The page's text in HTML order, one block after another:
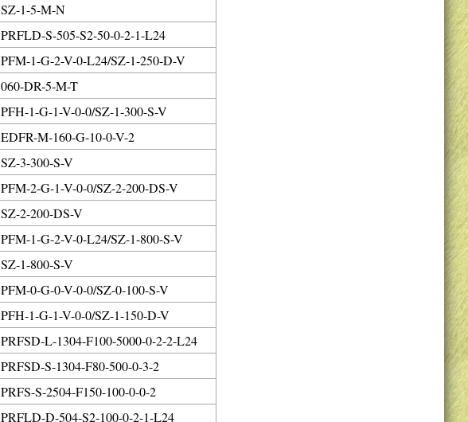
SZ-1-5-M-N
PRFLD-S-505-S2-50-0-2-1-L24
PFM-1-G-2-V-0-L24/SZ-1-250-D-V
060-DR-5-M-T
PFH-1-G-1-V-0-0/SZ-1-300-S-V
EDFR-M-160-G-10-0-V-2
SZ-3-300-S-V
PFM-2-G-1-V-0-0/SZ-2-200-DS-V
SZ-2-200-DS-V
PFM-1-G-2-V-0-L24/SZ-1-800-S-V
SZ-1-800-S-V
PFM-0-G-0-V-0-0/SZ-0-100-S-V
PFH-1-G-1-V-0-0/SZ-1-150-D-V
PRFSD-L-1304-F100-5000-0-2-2-L24
PRFSD-S-1304-F80-500-0-3-2
PRFS-S-2504-F150-100-0-0-2
PRFLD-D-504-S2-100-0-2-1-L24